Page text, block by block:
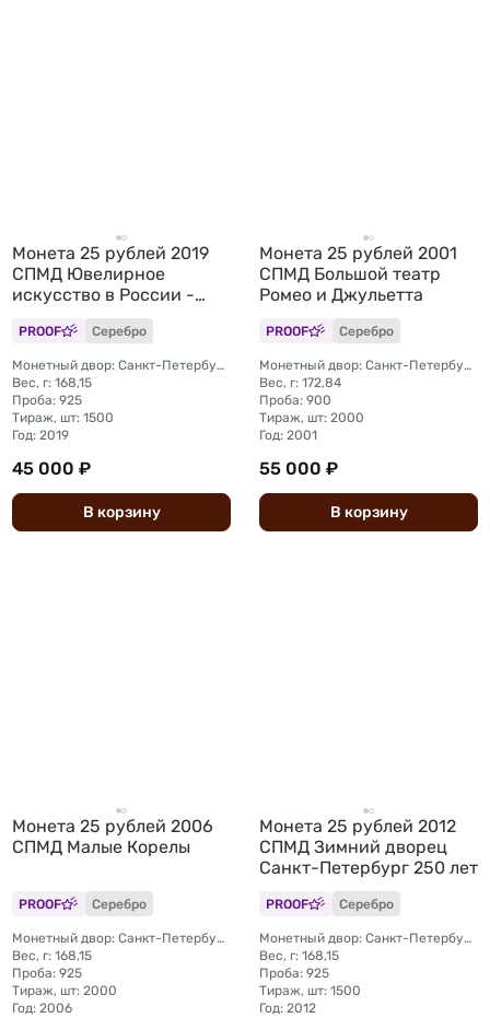
Монета 25 рублей 2019
СПМД Ювелирное
искусство в России -
изделия фирмы Болин
PROOF Серебро
Монетный двор: Санкт-Петербургский (СПМД)
Вес, г: 168,15
Проба: 925
Тираж, шт: 1500
Год: 2019
45 000 ₽
В корзину
Монета 25 рублей 2001
СПМД Большой театр
Ромео и Джульетта
PROOF Серебро
Монетный двор: Санкт-Петербургский (СПМД)
Вес, г: 172,84
Проба: 900
Тираж, шт: 2000
Год: 2001
55 000 ₽
В корзину
Монета 25 рублей 2006
СПМД Малые Корелы
PROOF Серебро
Монетный двор: Санкт-Петербургский (СПМД)
Вес, г: 168,15
Проба: 925
Тираж, шт: 2000
Год: 2006
Монета 25 рублей 2012
СПМД Зимний дворец
Санкт-Петербург 250 лет
PROOF Серебро
Монетный двор: Санкт-Петербургский (СПМД)
Вес, г: 168,15
Проба: 925
Тираж, шт: 1500
Год: 2012